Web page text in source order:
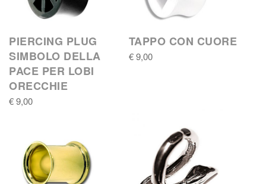
PIERCING PLUG
SIMBOLO DELLA
PACE PER LOBI
ORECCHIE
€ 9,00
TAPPO CON CUORE
€ 9,00